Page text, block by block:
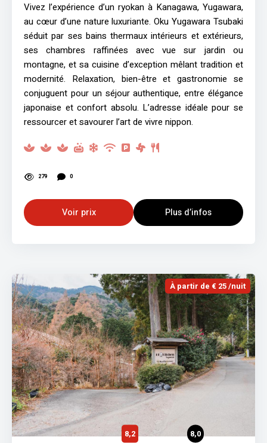
Vivez l’expérience d’un ryokan à Kanagawa, Yugawara,
au cœur d’une nature luxuriante. Oku Yugawara Tsubaki
séduit par ses bains thermaux intérieurs et extérieurs,
ses chambres raffinées avec vue sur jardin ou
montagne, et sa cuisine d’exception mêlant tradition et
modernité. Relaxation, bien-être et gastronomie se
conjuguent pour un séjour authentique, entre élégance
japonaise et confort absolu. L’adresse idéale pour se
ressourcer et savourer l’art de vivre nippon.
279 0
Voir prix Plus d’infos
À partir de € 25 /nuit
8,2 8,0